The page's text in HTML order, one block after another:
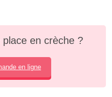
en crèche ?
en ligne